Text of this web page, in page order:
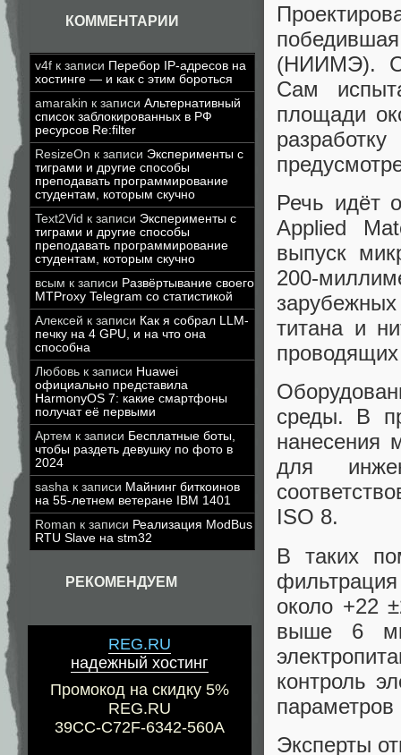
КОММЕНТАРИИ
v4f к записи Перебор IP-адресов на
хостинге — и как с этим бороться
amarakin к записи Альтернативный
список заблокированных в РФ
ресурсов Re:filter
ResizeOn к записи Эксперименты с
тиграми и другие способы
преподавать программирование
студентам, которым скучно
Text2Vid к записи Эксперименты с
тиграми и другие способы
преподавать программирование
студентам, которым скучно
всым к записи Развёртывание своего
MTProxy Telegram со статистикой
Алексей к записи Как я собрал LLM-
печку на 4 GPU, и на что она
способна
Любовь к записи Huawei
официально представила
HarmonyOS 7: какие смартфоны
получат её первыми
Артем к записи Бесплатные боты,
чтобы раздеть девушку по фото в
2024
sasha к записи Майнинг биткоинов
на 55-летнем ветеране IBM 1401
Roman к записи Реализация ModBus
RTU Slave на stm32
РЕКОМЕНДУЕМ
REG.RU
надежный хостинг
Промокод на скидку 5%
REG.RU
39CC-C72F-6342-560A
(НИИМЭ).
Сам
площади
Речь идёт
Applied
выпуск
200-
титана и
среды. В
нанесения
для
ISO 8.
В таких
около +22
выше 6
контроль
Эксперты